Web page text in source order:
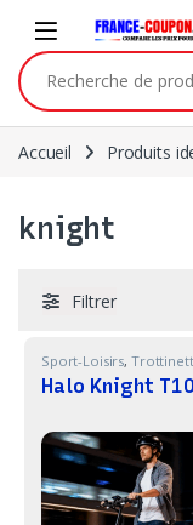
Recherche pour :
Accueil Produits
knight
Filtrer
Sport-Loisirs,
Halo Knight